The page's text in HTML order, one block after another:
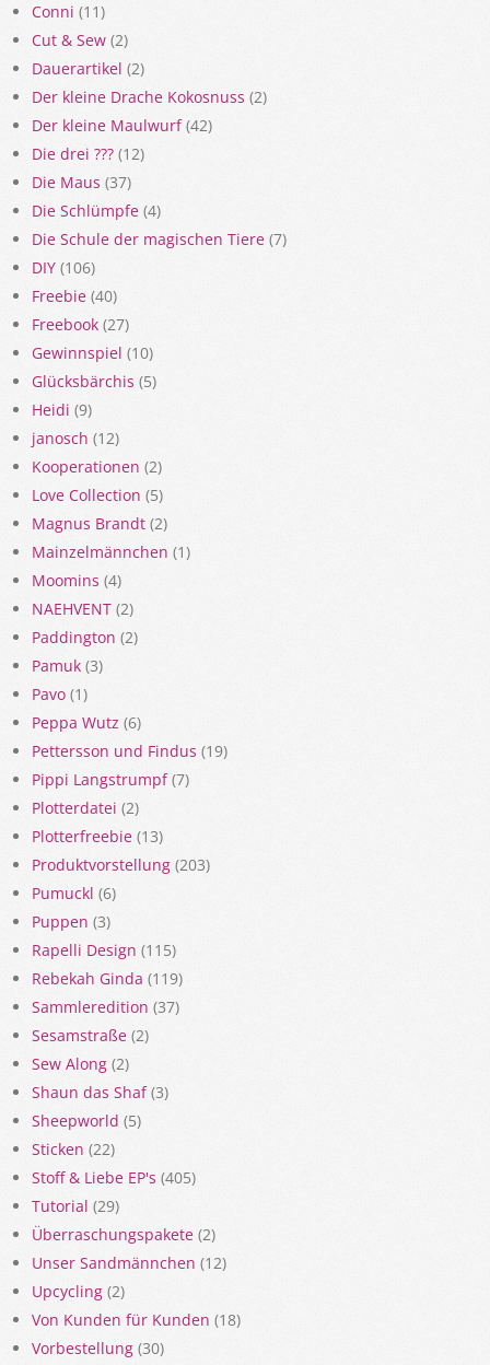
Conni (11)
Cut & Sew (2)
Dauerartikel (2)
Der kleine Drache Kokosnuss (2)
Der kleine Maulwurf(42)
Die drei ??? (12)
Die Maus (37)
Die Schlümpfe (4)
Die Schule der magischen Tiere (7)
DIY (106)
Freebie (40)
Freebook (27)
Gewinnspiel (10)
Glücksbärchis (5)
Heidi (9)
janosch (12)
Kooperationen (2)
Love Collection (5)
Magnus Brandt (2)
Mainzelmännchen (1)
Moomins (4)
NAEHVENT (2)
Paddington (2)
Pamuk (3)
Pavo (1)
Peppa Wutz (6)
Pettersson und Findus (19)
Pippi Langstrumpf(7)
Plotterdatei (2)
Plotterfreebie (13)
Produktvorstellung (203)
Pumuckl (6)
Puppen (3)
Rapelli Design (115)
Rebekah Ginda (119)
Sammleredition (37)
Sesamstraße (2)
Sew Along (2)
Shaun das Shaf(3)
Sheepworld (5)
Sticken (22)
Stoff & Liebe EP's (405)
Tutorial (29)
Überraschungspakete (2)
Unser Sandmännchen (12)
Upcycling (2)
Von Kunden für Kunden (18)
Vorbestellung (30)